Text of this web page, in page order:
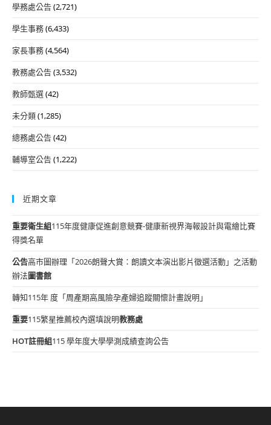
學務處公告(2,721)
學生事務(6,433)
家長事務(4,564)
教務處公告(3,532)
教師甄選(42)
未分類(1,285)
總務處公告(42)
輔導室公告(1,222)
近期文章
重要衛生組115年度健康促進創意競賽-健康新視界海報設計與電繪比賽
得獎名單
公告高市圖辦理「2026朗聲大賞：朗讀文本演出影片徵選活動」之活動
辦法圖書館
轉知115年 度「周產期高風險孕產婦追蹤關懷計畫說明」
重要115繁星推薦校內選填說明教務處
HOT註冊組115 學年度大學學測成績查詢公告